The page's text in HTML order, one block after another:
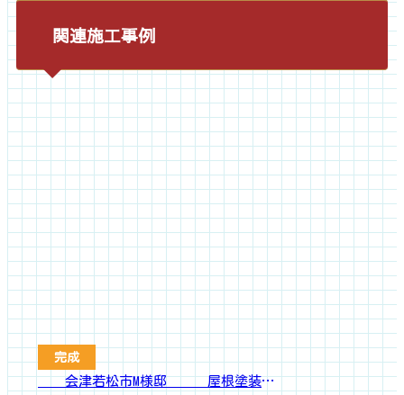
関連施工事例
完成
会津若松市M様邸 屋根塗装工事